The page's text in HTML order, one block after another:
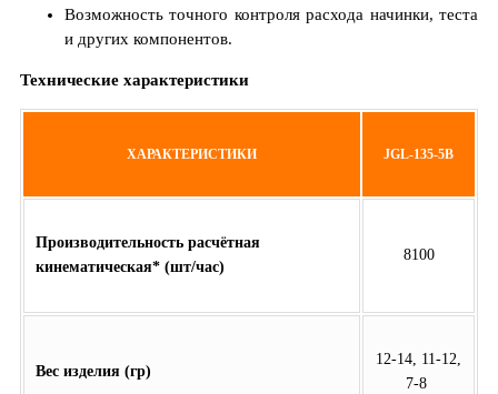
Возможность точного контроля расхода начинки, теста
и других компонентов.
Технические характеристики
ХАРАКТЕРИСТИКИ JGL-135-5B
Производительность расчётная
кинематическая* (шт/час)
8100
Вес изделия (гр)
12-14, 11-12,
7-8